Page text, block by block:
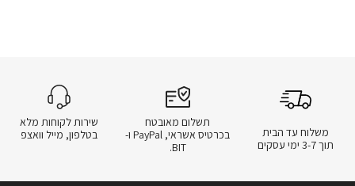
משלוח עד הבית
תוך 3-7 ימי עסקים
תשלום מאובטח
בכרטיס אשראי, PayPal ו-
BIT.
שירות לקוחות מלא
בטלפון, מייל וואצפ